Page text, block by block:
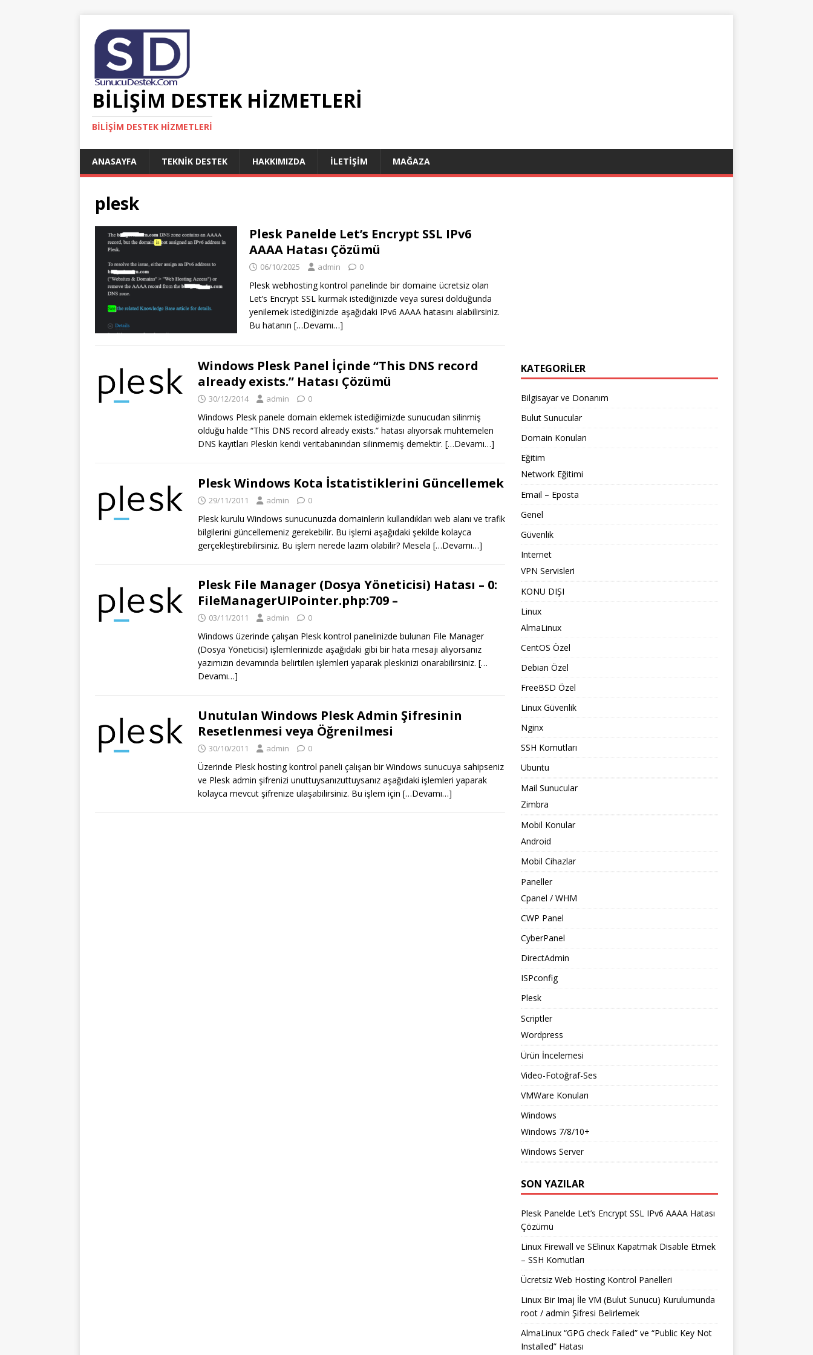
BILIŞIM DESTEK HIZMETLERI
BILIŞIM DESTEK HIZMETLERI
ANASAYFA TEKNIK DESTEK HAKKIMIZDA İLETIŞIM MAĞAZA
plesk
Plesk Panelde Let’s Encrypt SSL IPv6
AAAA Hatası Çözümü
06/10/2025 admin 0
Plesk webhosting kontrol panelinde bir domaine ücretsiz olan
Let’s Encrypt SSL kurmak istediğinizde veya süresi dolduğunda
yenilemek istediğinizde aşağıdaki IPv6 AAAA hatasını alabilirsiniz.
Bu hatanın […Devamı…]
Windows Plesk Panel İçinde “This DNS record
already exists.” Hatası Çözümü
30/12/2014 admin 0
Windows Plesk panele domain eklemek istediğimizde sunucudan silinmiş
olduğu halde “This DNS record already exists.” hatası alıyorsak muhtemelen
DNS kayıtları Pleskin kendi veritabanından silinmemiş demektir. […Devamı…]
Plesk Windows Kota İstatistiklerini Güncellemek
29/11/2011 admin 0
Plesk kurulu Windows sunucunuzda domainlerin kullandıkları web alanı ve trafik
bilgilerini güncellemeniz gerekebilir. Bu işlemi aşağıdaki şekilde kolayca
gerçekleştirebilirsiniz. Bu işlem nerede lazım olabilir? Mesela […Devamı…]
Plesk File Manager (Dosya Yöneticisi) Hatası – 0:
FileManagerUIPointer.php:709 –
03/11/2011 admin 0
Windows üzerinde çalışan Plesk kontrol panelinizde bulunan File Manager
(Dosya Yöneticisi) işlemlerinizde aşağıdaki gibi bir hata mesajı alıyorsanız
yazımızın devamında belirtilen işlemleri yaparak pleskinizi onarabilirsiniz. […
Devamı…]
Unutulan Windows Plesk Admin Şifresinin
Resetlenmesi veya Öğrenilmesi
30/10/2011 admin 0
Üzerinde Plesk hosting kontrol paneli çalışan bir Windows sunucuya sahipseniz
ve Plesk admin şifrenizi unuttuysanızuttuysanız aşağıdaki işlemleri yaparak
kolayca mevcut şifrenize ulaşabilirsiniz. Bu işlem için […Devamı…]
KATEGORILER
Bilgisayar ve Donanım
Bulut Sunucular
Domain Konuları
Eğitim
Network Eğitimi
Email – Eposta
Genel
Güvenlik
Internet
VPN Servisleri
KONU DIŞI
Linux
AlmaLinux
CentOS Özel
Debian Özel
FreeBSD Özel
Linux Güvenlik
Nginx
SSH Komutları
Ubuntu
Mail Sunucular
Zimbra
Mobil Konular
Android
Mobil Cihazlar
Paneller
Cpanel / WHM
CWP Panel
CyberPanel
DirectAdmin
ISPconfig
Plesk
Scriptler
Wordpress
Ürün İncelemesi
Video-Fotoğraf-Ses
VMWare Konuları
Windows
Windows 7/8/10+
Windows Server
SON YAZILAR
Plesk Panelde Let’s Encrypt SSL IPv6 AAAA Hatası
Çözümü
Linux Firewall ve SElinux Kapatmak Disable Etmek
– SSH Komutları
Ücretsiz Web Hosting Kontrol Panelleri
Linux Bir Imaj İle VM (Bulut Sunucu) Kurulumunda
root / admin Şifresi Belirlemek
AlmaLinux “GPG check Failed” ve “Public Key Not
Installed” Hatası